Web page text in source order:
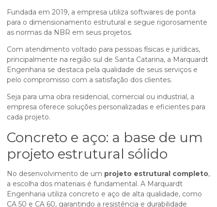
Fundada em 2019, a empresa utiliza softwares de ponta
para o dimensionamento estrutural e segue rigorosamente
as normas da NBR em seus projetos.
Com atendimento voltado para pessoas físicas e jurídicas,
principalmente na região sul de Santa Catarina, a Marquardt
Engenharia se destaca pela qualidade de seus serviços e
pelo compromisso com a satisfação dos clientes.
Seja para uma obra residencial, comercial ou industrial, a
empresa oferece soluções personalizadas e eficientes para
cada projeto.
Concreto e aço: a base de um
projeto estrutural sólido
No desenvolvimento de um projeto estrutural completo,
a escolha dos materiais é fundamental. A Marquardt
Engenharia utiliza concreto e aço de alta qualidade, como
CA 50 e CA 60, garantindo a resistência e durabilidade